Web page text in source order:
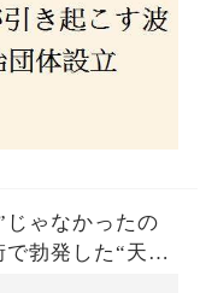
じゃなかったの
勃発した“天井